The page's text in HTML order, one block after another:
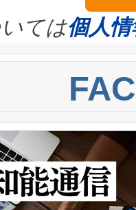
for AI
battery
、ai&のAI
試運転、
ータを監視
ドでは、
き、これ
メートルに
のターゲッ
距離は
ロメート
視でき、
ては個人